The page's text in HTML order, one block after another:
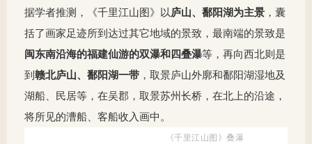
据学者推测，《千里江山图》以庐山、鄱阳湖为主景 ，囊
括了画家足迹所到达过其它地域的景致，最南端的景致是
闽东南沿海的福建仙游的双瀑和四叠瀑等，再向西北则是
到 赣北庐山、鄱阳湖一带 ，取景庐山外廓和鄱阳湖湿地及
湖船、民居等，在吴郡，取景苏州长桥，在北上的沿途，
将所见的漕船、客船收入画中。
《千里江山图》叠瀑